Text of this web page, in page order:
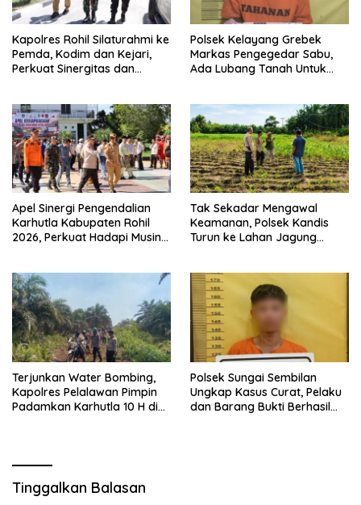
Kapolres Rohil Silaturahmi ke
Pemda, Kodim dan Kejari,
Perkuat Sinergitas dan
Polsek Kelayang Grebek
Markas Pengegedar Sabu,
Ada Lubang Tanah Untuk
Apel Sinergi Pengendalian
Karhutla Kabupaten Rohil
2026, Perkuat Hadapi Musin
Tak Sekadar Mengawal
Keamanan, Polsek Kandis
Turun ke Lahan Jagung
Terjunkan Water Bombing,
Kapolres Pelalawan Pimpin
Padamkan Karhutla 10 H di
Polsek Sungai Sembilan
Ungkap Kasus Curat, Pelaku
dan Barang Bukti Berhasil
Tinggalkan Balasan